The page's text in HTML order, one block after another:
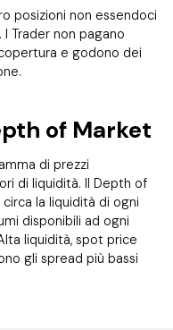
posizioni non essendoci
Trader non pagano
e godono dei
of Market
di prezzi
di liquidità. Il Depth of
la liquidità di ogni
disponibili ad ogni
liquidità, spot price
gli spread più bassi